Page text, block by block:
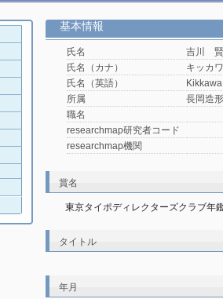
基本情報
氏名
吉川
氏名（カナ）
キッカ
氏名（英語）
所属
長岡造
職名
researchmap研究者コード
researchmap機関
賞名
東京タイポディレクターズクラブ年
タイトル
年月